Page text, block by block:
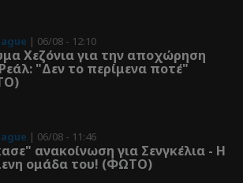
| 06/08 - 12:10
Χεζόνια για την αποχώρηση
"Δεν το περίμενα ποτέ"
| 06/08 - 11:46
ανακοίνωση για Σενγκέλια - Η
ομάδα του! (ΦΩΤΟ)